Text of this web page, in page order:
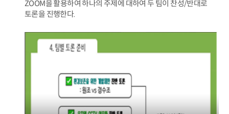
ZOOM을 활용하여 하나의 주제에 대하여 두 팀이 찬성/반대로
토론을 진행한다.